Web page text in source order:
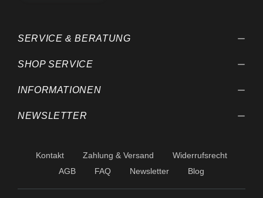
SERVICE & BERATUNG
SHOP SERVICE
INFORMATIONEN
NEWSLETTER
Kontakt Zahlung & Versand
Widerrufsrecht
AGB
FAQ Newsletter Blog